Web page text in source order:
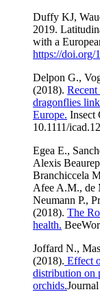
Duffy KJ,
2019.
with a
https://doi.org/
Delpon G.,
(2018).
dragonflies
Europe. Insect
10.1111/
Egea E.,
Alexis
Branchiccela
Afee A.M., de
Neumann P.,
(2018). The
health.
Joffard N.,
(2018). Effect
distribution on
orchids.